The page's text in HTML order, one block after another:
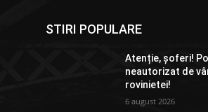
STIRI POPULARE
Atenție, șoferi!
neautorizat de
rovinietei!
6 august 2026